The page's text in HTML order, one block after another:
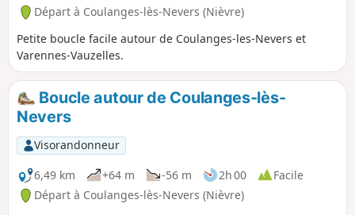
Départ à Coulanges-lès-Nevers (Nièvre)
Petite boucle facile autour de Coulanges-les-Nevers et
Varennes-Vauzelles.
Boucle autour de Coulanges-lès-
Nevers
Visorandonneur
6,49 km
+64 m -56 m 2h 00
Facile
Départ à Coulanges-lès-Nevers (Nièvre)